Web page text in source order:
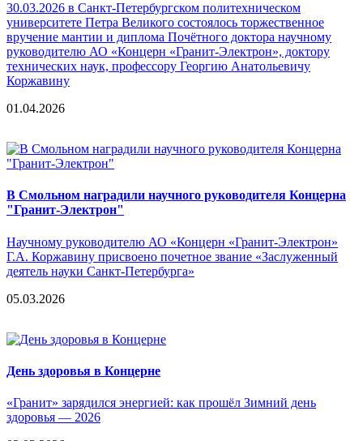
30.03.2026 в Санкт-Петербургском политехническом
университете Петра Великого состоялось торжественное
вручение мантии и диплома Почётного доктора научному
руководителю АО «Концерн «Гранит-Электрон», доктору
технических наук, профессору Георгию Анатольевичу
Коржавину
01.04.2026
В Смольном наградили научного руководителя Концерна
"Гранит-Электрон"
Научному руководителю АО «Концерн «Гранит-Электрон»
Г.А. Коржавину присвоено почетное звание «Заслуженный
деятель науки Санкт-Петербурга»
05.03.2026
День здоровья в Концерне
«Гранит» зарядился энергией: как прошёл Зимний день
здоровья — 2026